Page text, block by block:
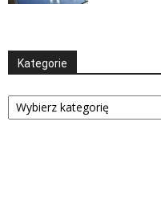
Kategorie
Kategorie